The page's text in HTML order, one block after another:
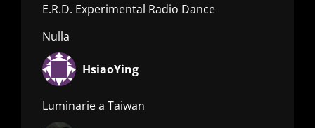
E.R.D. Experimental Radio Dance
Nulla
HsiaoYing
Luminarie a Taiwan